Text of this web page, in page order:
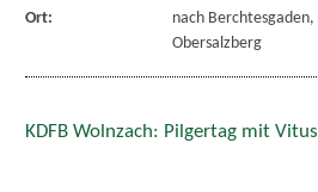
Ort:
nach Berchtesgaden,
Obersalzberg
KDFB Wolnzach: Pilgertag mit Vitus